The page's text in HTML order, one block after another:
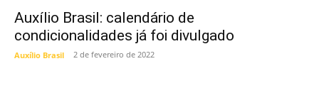
Auxílio Brasil: calendário de
condicionalidades já foi divulgado
Auxílio Brasil 2 de fevereiro de 2022